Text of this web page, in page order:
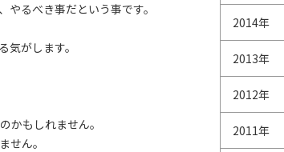
るべき事だという事です。
がします。
かもしれません。
せん。
2014年
2013年
2012年
2011年